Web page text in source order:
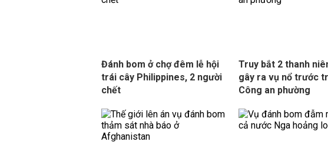
Đánh bom ở chợ đêm lễ hội
trái cây Philippines, 2 người
chết
Truy bắt 2 thanh
gây ra vụ nổ trước
Công an phường